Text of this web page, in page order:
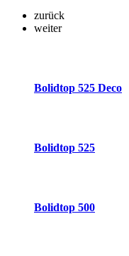
zurück
weiter
Bolidtop 525 Deco
Bolidtop 525
Bolidtop 500